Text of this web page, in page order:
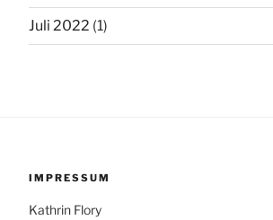
Juli 2022 (1)
IMPRESSUM
Kathrin Flory